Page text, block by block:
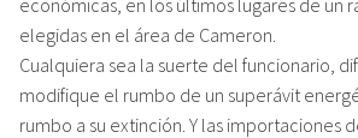
elegidas en el área de Cameron.
Cualquiera sea la suerte del funcionario,
modifique el rumbo de un superávit
rumbo a su extinción. Y las importaciones